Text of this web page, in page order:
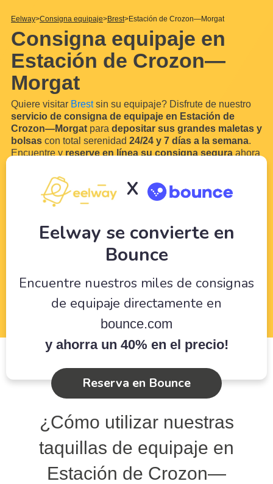
Eelway Consigna equipaje Brest Estación de Crozon—Morgat
Consigna equipaje en
Estación de Crozon—
Morgat
Quiere visitar Brestsin su equipaje? Disfrute de nuestro
servicio de consigna de equipaje en Estación de
Crozon—Morgat para depositar sus grandes maletas y
bolsas con total serenidad 24/24 y 7 días a la semana.
Encuentre y reserve en línea su consigna segura ahora
En efecto, es muy probable que lleguen en tren o autobús
Estación de Crozon—Morgat. Gracias a nuestra red
de comerciantes y hoteleros locales en las cercanías de
X
Eelway se convierte en
Bounce
Encuentre nuestros miles de consignas
de equipaje directamente en
bounce.com
y ahorra un 40% en el precio!
Reserva en Bounce
¿Cómo utilizar nuestras
taquillas de equipaje en
Estación de Crozon—